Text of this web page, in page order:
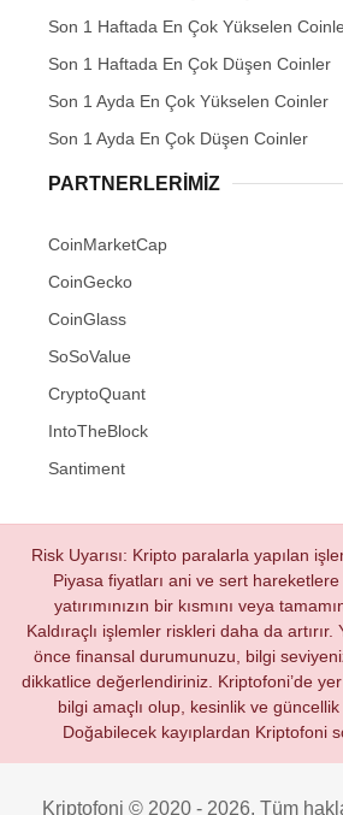
Son 1 Haftada En Çok Yükselen
Son 1 Haftada En Çok Düşen Coinler
Son 1 Ayda En Çok Yükselen Coinler
Son 1 Ayda En Çok Düşen Coinler
PARTNERLERIMIZ
CoinMarketCap
CoinGecko
CoinGlass
SoSoValue
CryptoQuant
IntoTheBlock
Santiment
Risk Uyarısı: Kripto paralarla yapılan
Piyasa fiyatları ani ve sert hareketlere
yatırımınızın bir kısmını veya
Kaldıraçlı işlemler riskleri daha da artırır.
önce finansal durumunuzu, bilgi
dikkatlice değerlendiriniz. Kriptofoni’de
bilgi amaçlı olup, kesinlik ve
Doğabilecek kayıplardan Kriptofoni
Kriptofoni © 2020 - 2026. Tüm